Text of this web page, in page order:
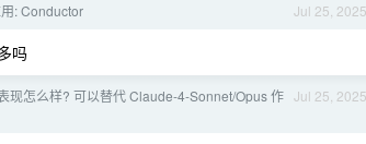
Jul 25, 2025
: Conductor
吗
Jul 25, 2025
现怎么样? 可以替代 Claude-4-Sonnet/Opus 作